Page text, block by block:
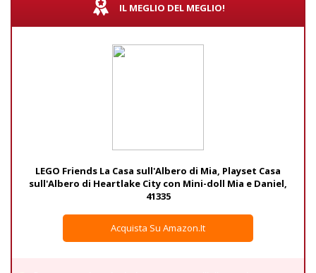
IL MEGLIO DEL MEGLIO!
LEGO Friends La Casa sull'Albero di Mia, Playset Casa
sull'Albero di Heartlake City con Mini-doll Mia e Daniel,
41335
Acquista Su Amazon.it